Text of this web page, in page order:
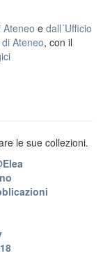
Ateneo e dall´Ufficio
Ateneo, con il
le sue collezioni.